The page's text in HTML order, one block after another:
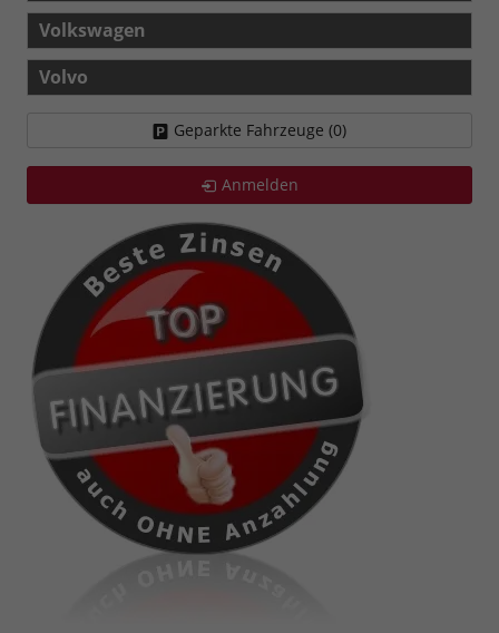
Volkswagen
Volvo
Geparkte Fahrzeuge (0)
Anmelden